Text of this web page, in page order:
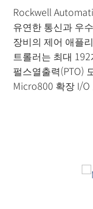
Rockwell
유연한 통신과 우
장비의 제어 애플
트롤러는 최대
펄스열출력(PTO)
Micro800 확장 I/